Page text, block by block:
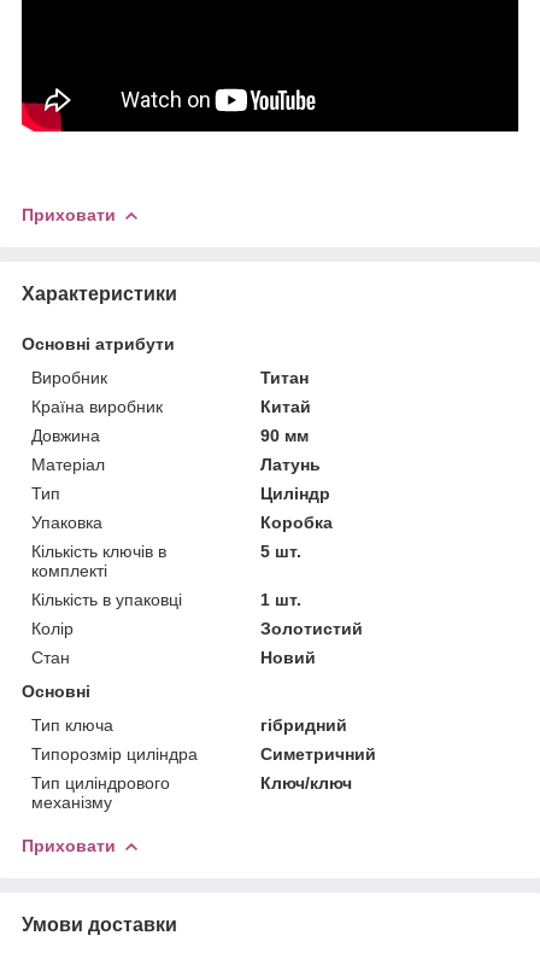
Приховати
Характеристики
Основні атрибути
Виробник
Титан
Країна виробник
Китай
Довжина
90 мм
Матеріал
Латунь
Тип
Циліндр
Упаковка
Коробка
Кількість ключів в
комплекті
5 шт.
Кількість в упаковці
1 шт.
Колір
Золотистий
Стан
Новий
Основні
Тип ключа
гібридний
Типорозмір циліндра
Симетричний
Тип циліндрового
механізму
Ключ/ключ
Приховати
Умови доставки